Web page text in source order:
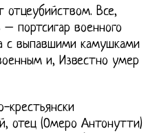
Все,
– портсигар военного
с выпавшими камушками
и, Известно умер
крестьянски
отец (Омеро Антонутти)